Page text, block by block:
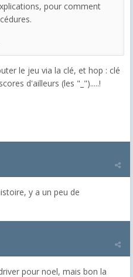
pour comment
le jeu via la clé, et hop : clé
d'ailleurs (les "_").....!
y a un peu de
pour noel, mais bon la